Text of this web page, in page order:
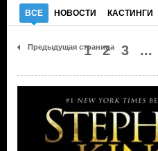
ВСЕ НОВОСТИ КАСТИНГИ
Предыдущая страница
1 2 3 ...